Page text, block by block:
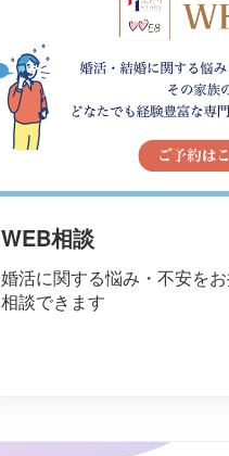
WEB相談
婚活に関する悩み・不安を
相談できます